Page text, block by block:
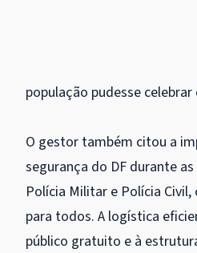
população pudesse
O gestor também citou a
segurança do DF durante
Polícia Militar e Polícia
para todos. A logística
público gratuito e à